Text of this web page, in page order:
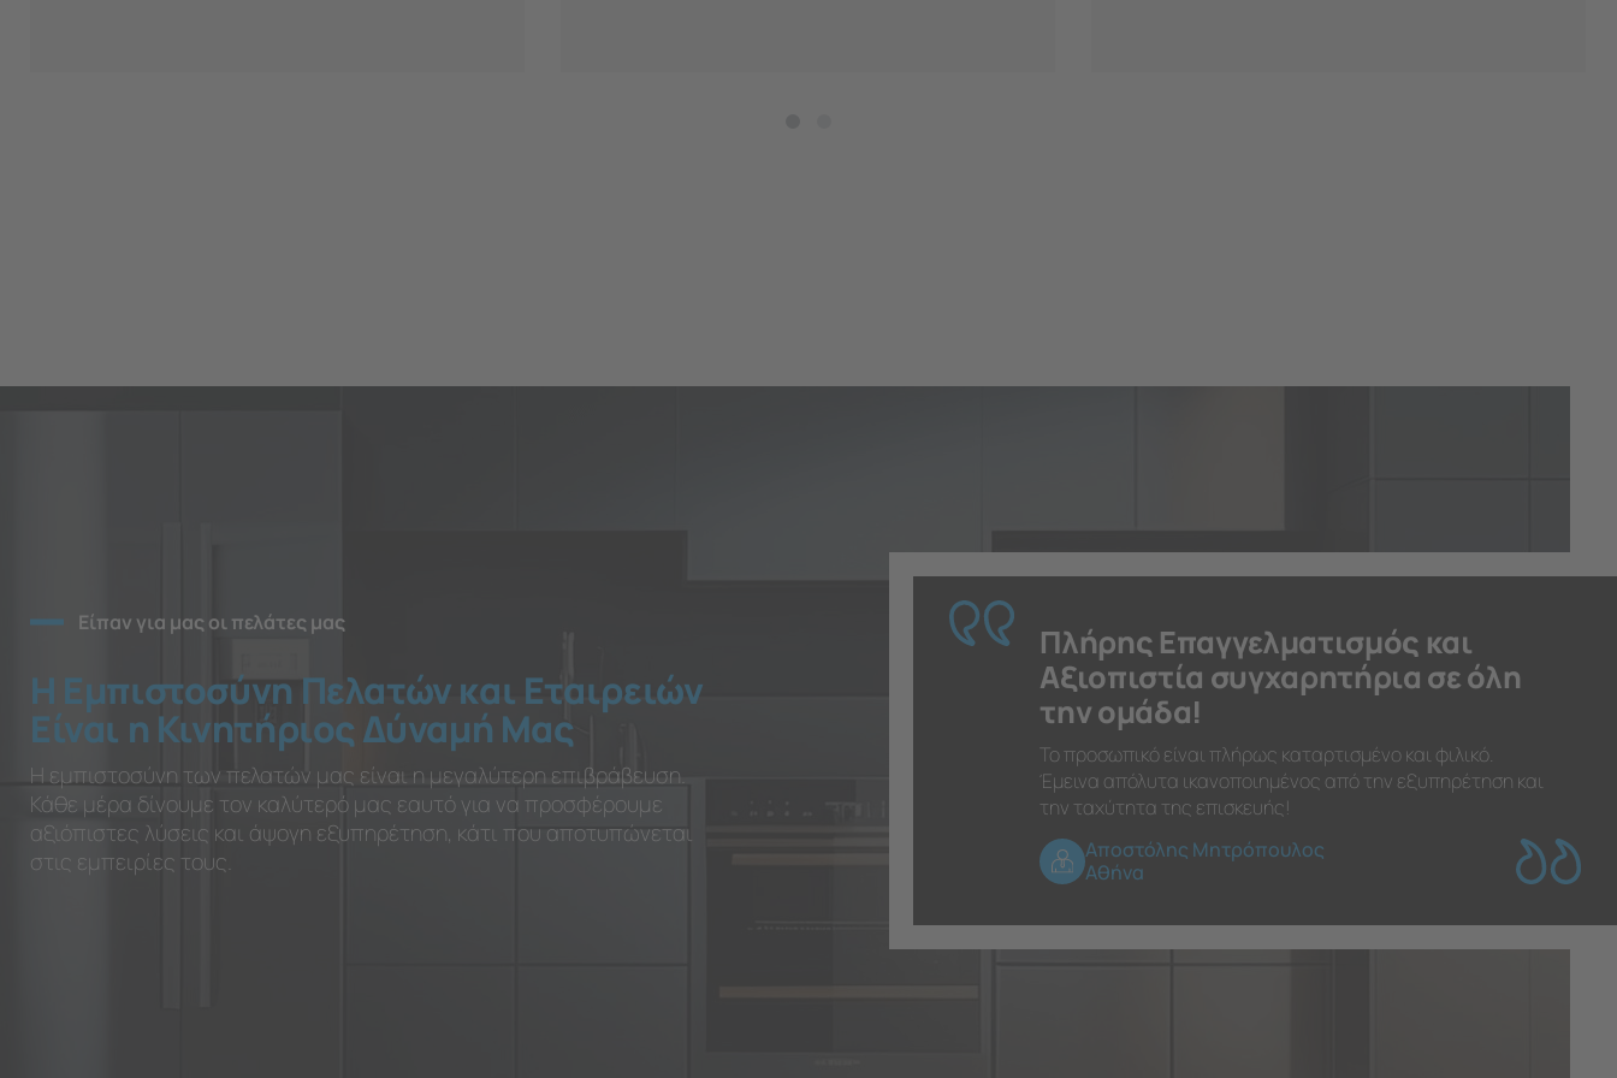
Είπαν για μας οι πελάτες μας
Η Εμπιστοσύνη Πελατών και Εταιρειών
Είναι η Κινητήριος Δύναμή Μας
Η εμπιστοσύνη των πελατών μας είναι η μεγαλύτερη επιβράβευση.
Κάθε μέρα δίνουμε τον καλύτερό μας εαυτό για να προσφέρουμε
αξιόπιστες λύσεις και άψογη εξυπηρέτηση, κάτι που αποτυπώνεται
στις εμπειρίες τους.
Πλήρης Επαγγελματισμός και
Αξιοπιστία συγχαρητήρια σε όλη
την ομάδα!
Το προσωπικό είναι πλήρως καταρτισμένο και φιλικό.
Έμεινα απόλυτα ικανοποιημένος από την εξυπηρέτηση και
την ταχύτητα της επισκευής!
Αποστόλης Μητρόπουλος
Αθήνα